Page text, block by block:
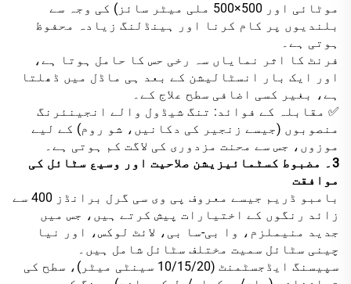
موٹائی اور 500×500 ملی میٹر سائز) کی وجہ سے
بلندیوں پر کام کرنا اور ہینڈلنگ زیادہ محفوظ
ہوتی ہے۔
فرنٹ کا اثر نمایاں سہ رخی حس کا حامل ہوتا ہے،
اور ایک بار انسٹالیشن کے بعد ہی ماڈل میں ڈھلتا
ہے، بغیر کسی اضافی سطح علاج کے۔
✅ مقابلہ کے فوائد: تنگ شیڈول والے انجینئرنگ
منصوبوں (جیسے زنجیر کی دکانیں، شو روم) کے لیے
موزوں، جس سے محنت مزدوری کی لاگت کم ہوتی ہے۔
3۔ مضبوط کسٹمائیزیشن صلاحیت اور وسیع سٹائل کی
موافقت
بامبو ڈریم جیسے معروف پی وی سی گرل برانڈز 400 سے
زائد رنگوں کے اختیارات پیش کرتے ہیں، جس میں
جدید منیملزم، وا بی-سا بی، لائٹ لوکس، اور نیا
چینی سٹائل سمیت مختلف سٹائل شامل ہیں۔
سپیسنگ ایڈجسٹمنٹ (10/15/20 سینٹی میٹر)، سطح کی